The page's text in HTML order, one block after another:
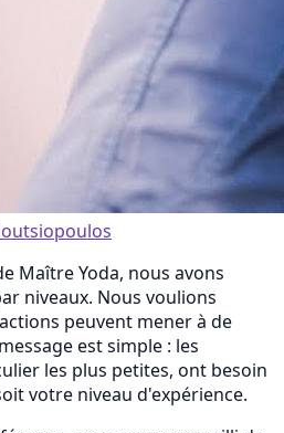
Maître Yoda, nous avons
niveaux. Nous voulions
peuvent mener à de
est simple : les
les plus petites, ont besoin
votre niveau d'expérience.